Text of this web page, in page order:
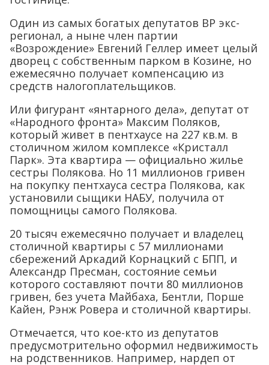
Один из самых богатых депутатов ВР экс-
регионал, а ныне член партии
«Возрождение» Евгений Геллер имеет целый
дворец с собственным парком в Козине, но
ежемесячно получает компенсацию из
средств налогоплательщиков.
Или фигурант «янтарного дела», депутат от
«Народного фронта» Максим Поляков,
который живет в пентхаусе на 227 кв.м. в
столичном жилом комплексе «Кристалл
Парк». Эта квартира — официально жилье
сестры Полякова. Но 11 миллионов гривен
на покупку пентхауса сестра Полякова, как
установили сыщики НАБУ, получила от
помощницы самого Полякова.
20 тысяч ежемесячно получает и владелец
столичной квартиры с 57 миллионами
сбережений Аркадий Корнацкий с БПП, и
Александр Пресман, состояние семьи
которого составляют почти 80 миллионов
гривен, без учета Майбаха, Бентли, Порше
Кайен, Рэнж Ровера и столичной квартиры.
Отмечается, что кое-кто из депутатов
предусмотрительно оформил недвижимость
на родственников. Например, нардеп от